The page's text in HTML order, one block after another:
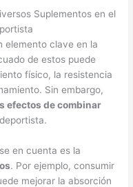
Suplementos en el
elemento clave en la
de estos puede
físico, la resistencia
Sin embargo,
efectos de combinar
en cuenta es la
. Por ejemplo, consumir
mejorar la absorción